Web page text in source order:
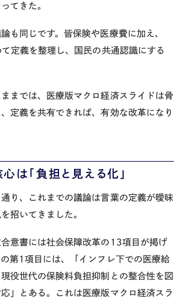
てきた。
も同じです。皆保険や医療費に加え、
て定義を整理し、国民の共通認識にする
までは、医療版マクロ経済スライドは骨
定義を共有できれば、有効な改革になり
は「負担と見える化」
り、これまでの議論は言葉の定義が曖昧
招いてきました。
意書には社会保障改革の 13項目が掲げ
第1 項目には、「インフレ下での医療給
役世代の保険料負担抑制との整合性を図
」とある。これは医療版マクロ経済スラ